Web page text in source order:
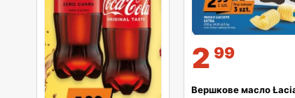
2 99
Вершкове масло